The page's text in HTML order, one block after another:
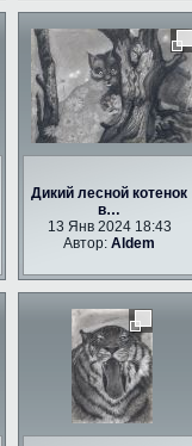
Дикий лесной котенок
в…
13 Янв 2024 18:43
Автор:Aldem